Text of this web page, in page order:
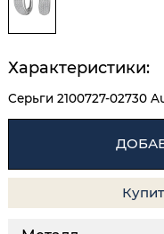
Характеристики:
Серьги 2100727-02730